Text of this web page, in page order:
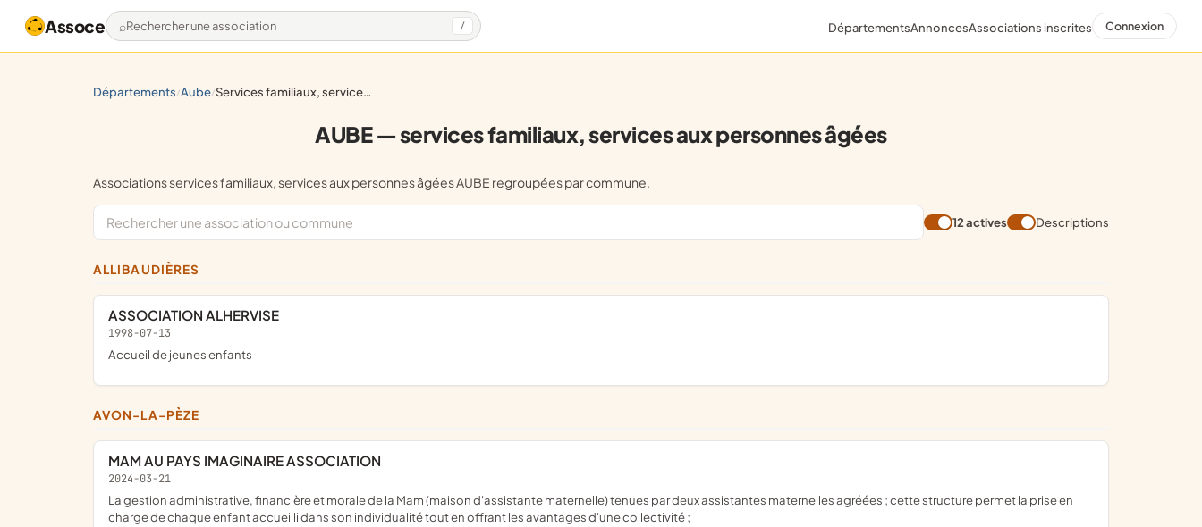
Assoce Rechercher une association / DépartementsAnnoncesAssociations inscrites Connexion
départements/ aube/ services familiaux, services aux personnes âgées
AUBE — services familiaux, services aux personnes âgées
Associations services familiaux, services aux personnes âgées AUBE regroupées par commune.
12 actives Descriptions
ALLIBAUDIÈRES
ASSOCIATION ALHERVISE
1998-07-13
Accueil de jeunes enfants
AVON-LA-PÈZE
MAM AU PAYS IMAGINAIRE ASSOCIATION
2024-03-21
la gestion administrative, financière et morale de la Mam (maison d'assistante maternelle) tenues par deux assistantes maternelles agréées ; cette structure permet la prise en
charge de chaque enfant accueilli dans son individualité tout en offrant les avantages d'une collectivité ;